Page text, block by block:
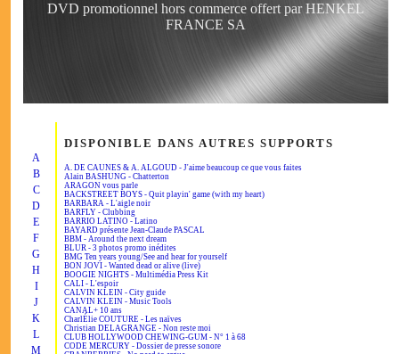
DVD promotionnel hors commerce offert par HENKEL
FRANCE SA
A
B
C
D
E
F
G
H
I
J
K
L
M
DISPONIBLE DANS AUTRES SUPPORTS
A. DE CAUNES & A. ALGOUD - J'aime beaucoup ce que vous faites
Alain BASHUNG - Chatterton
ARAGON vous parle
BACKSTREET BOYS - Quit playin' game (with my heart)
BARBARA - L'aigle noir
BARFLY - Clubbing
BARRIO LATINO - Latino
BAYARD présente Jean-Claude PASCAL
BBM - Around the next dream
BLUR - 3 photos promo inédites
BMG Ten years young/See and hear for yourself
BON JOVI - Wanted dead or alive (live)
BOOGIE NIGHTS - Multimédia Press Kit
CALI - L'espoir
CALVIN KLEIN - City guide
CALVIN KLEIN - Music Tools
CANAL+ 10 ans
CharlÉlie COUTURE - Les naïves
Christian DELAGRANGE - Non reste moi
CLUB HOLLYWOOD CHEWING-GUM - N° 1 à 68
CODE MERCURY - Dossier de presse sonore